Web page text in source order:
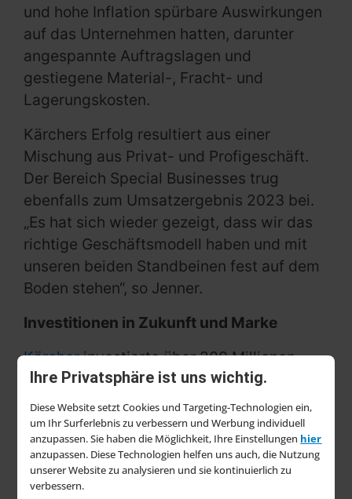
Ihre Privatsphäre ist uns wichtig.
Diese Website setzt Cookies und Targeting-Technologien ein,
um Ihr Surferlebnis zu verbessern und Werbung individuell
anzupassen. Sie haben die Möglichkeit, Ihre Einstellungen hier
anzupassen. Diese Technologien helfen uns auch, die Nutzung
unserer Website zu analysieren und sie kontinuierlich zu
verbessern.
und hohe Inflation spürbare Auswirkungen
auf das Unternehmen hatten, darunter
angespannte Auftragslagen und
gestiegene Material-, Fracht- und
Lagerungskosten.
Kärchers Erfolg resultiert aus einer
Mischung aus Privat- und Profigeschäft.
Der Bereich Special Businesses trug
ebenfalls zum Umsatzergebnis 2023 bei.
„Es hat sich wieder gezeigt, dass wir das
richtige Geschäftsmodell haben und mit
unseren beiden Standbeinen fest auf dem
Boden stehen“, so Jenner.
Investitionen in Zukunft und Marke
Kärcherinvestierte über 200 Millionen
Euro in seine Zukunft als Marktführer der
Reinigungsbranche. Eine weltweite
Arbeitgeber-Kampagne unter dem Motto
„Wanna WOW with us?“ führte zu einem
Anstieg der Bewerbungszahlen um 25
Prozent. Zu den Schwerpunkten gehörten